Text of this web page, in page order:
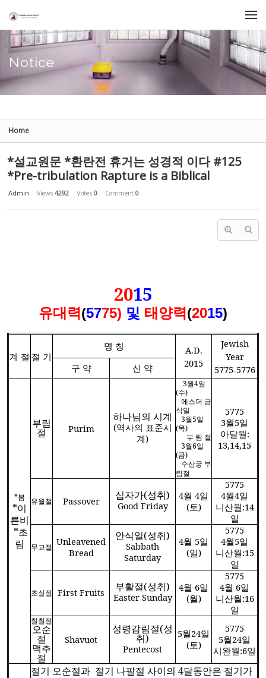
Notice
Home
*설교원문 *환란전 휴거는 성경적 이다 #125
*Pre-tribulation Rapture is a Biblical
Admin Views 4292 Votes 0 Comment 0
2015
유대 력(5775) 및 태양력(2015)
계 절 절 기
명 칭
A.D.
2015
Jewish
Year
5775-5776
구 약 신 약
*봄
*이
른비
*초
림
부림
절 Purim
하나님의 시계
(역사의 표준시
계)
3월4일
(수)
에스더 금
식일
3월5일
(목)
부 림 절
3월6일
(금)
수산궁 부
림절
5775
3월5일
아달월:
13,14,15
유월절 Passover 십자가(성취)
Good Friday
4월 4일
(토)
5775
4월4일
니산월:14
일
무교절 Unleavened
Bread
안식일(성취)
Sabbath
Saturday
4월 5일
(일)
5775
4월5일
니산월:15
일
초실절 First Fruits 부활절(성취)
Easter Sunday
4월 6일
(월)
5775
4월 6일
니산월:16
일
칠칠절
오순
절
맥추
절
Shavuot
성령감림절(성
취)
Pentecost
5월24일
(토)
5775
5월24일
시완월:6일
절기 오순절과 절기 나팔절 사이의 4달동안은 절기가